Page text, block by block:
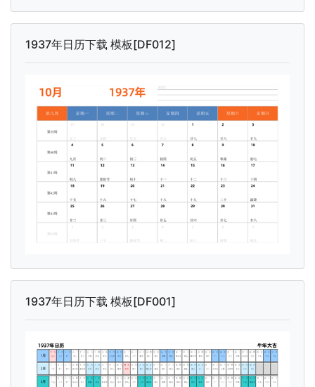
1937年日历下载 模板[DF012]
1937年日历下载 模板[DF001]